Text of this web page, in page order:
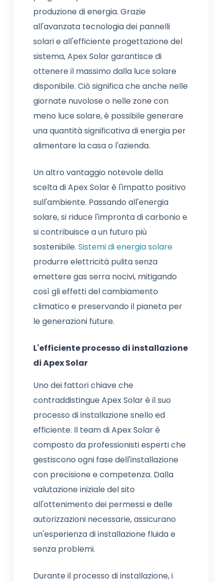
produzione di energia. Grazie
all'avanzata tecnologia dei pannelli
solari e all'efficiente progettazione del
sistema, Apex Solar garantisce di
ottenere il massimo dalla luce solare
disponibile. Ciò significa che anche nelle
giornate nuvolose o nelle zone con
meno luce solare, è possibile generare
una quantità significativa di energia per
alimentare la casa o l'azienda.
Un altro vantaggio notevole della
scelta di Apex Solar è l'impatto positivo
sull'ambiente. Passando all'energia
solare, si riduce l'impronta di carbonio e
si contribuisce a un futuro più
sostenibile. Sistemi di energia solare
produrre elettricità pulita senza
emettere gas serra nocivi, mitigando
così gli effetti del cambiamento
climatico e preservando il pianeta per
le generazioni future.
L'efficiente processo di installazione
di Apex Solar
Uno dei fattori chiave che
contraddistingue Apex Solar è il suo
processo di installazione snello ed
efficiente. Il team di Apex Solar è
composto da professionisti esperti che
gestiscono ogni fase dell'installazione
con precisione e competenza. Dalla
valutazione iniziale del sito
all'ottenimento dei permessi e delle
autorizzazioni necessarie, assicurano
un'esperienza di installazione fluida e
senza problemi.
Durante il processo di installazione, i